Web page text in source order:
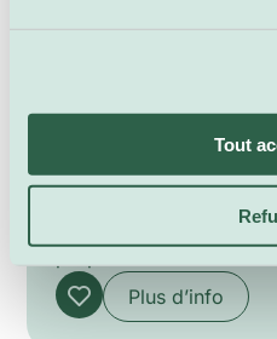
Tout
Pierre et le
quintette à vents signé
la Suisse Romande. Ce
la caractérisation
Plus d’info